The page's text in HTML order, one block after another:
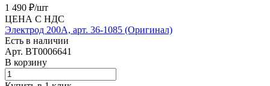
1 490 ₽/шт
ЦЕНА С НДС
Электрод 200А, арт. 36-1085 (Оригинал)
Есть в наличии
Арт. BT0006641
В корзину